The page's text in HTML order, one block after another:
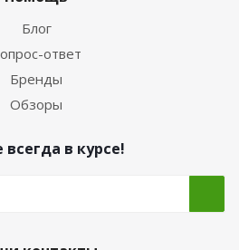
Блог
ответ
Бренды
Обзоры
всегда в курсе!